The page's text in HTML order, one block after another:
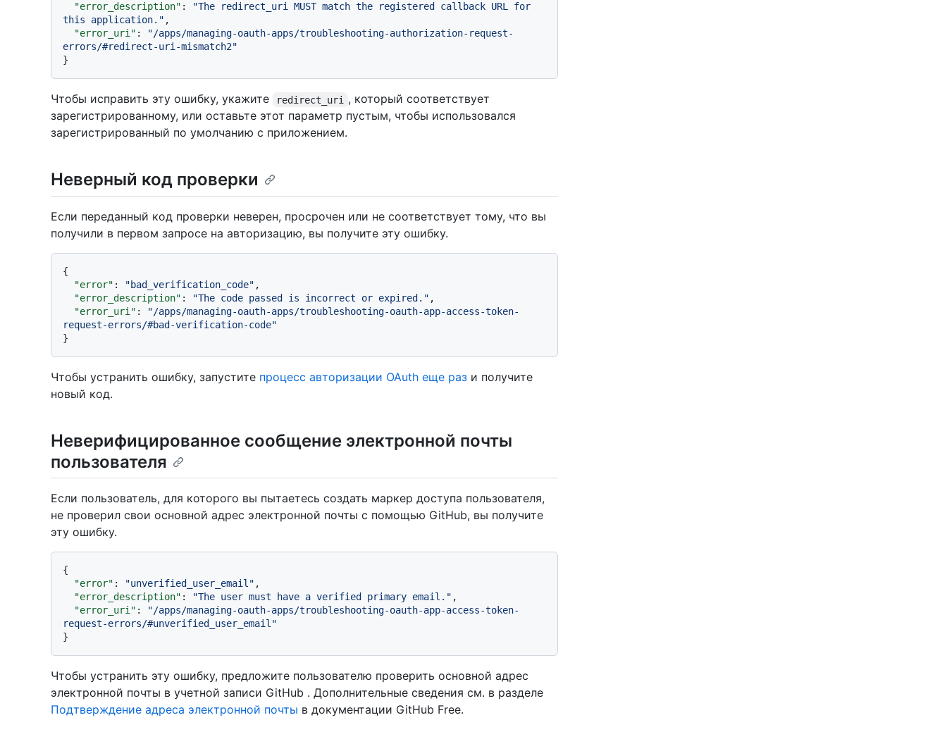
"error_description" :
"The redirect_uri MUST match the registered callback URL for
this application." ,
"error_uri" :
"/apps/managing-oauth-apps/troubleshooting-authorization-request-
errors/#redirect-uri-mismatch2"
}
Чтобы исправить эту ошибку, укажите redirect_uri
, который соответствует
зарегистрированному, или оставьте этот параметр пустым, чтобы использовался
зарегистрированный по умолчанию с приложением.
Неверный код проверки
Если переданный код проверки неверен, просрочен или не соответствует тому, что вы
получили в первом запросе на авторизацию, вы получите эту ошибку.
{
"error" : "bad_verification_code" ,
"error_description" : "The code passed is incorrect or expired." ,
"error_uri" :
"/apps/managing-oauth-apps/troubleshooting-oauth-app-access-token-
request-errors/#bad-verification-code"
}
Чтобы устранить ошибку, запустите процесс авторизации OAuth еще раз и получите
новый код.
Неверифицированное сообщение электронной почты
пользователя
Если пользователь, для которого вы пытаетесь создать маркер доступа пользователя,
не проверил свои основной адрес электронной почты с помощью GitHub, вы получите
эту ошибку.
{
"error" : "unverified_user_email" ,
"error_description" : "The user must have a verified primary email." ,
"error_uri" :
"/apps/managing-oauth-apps/troubleshooting-oauth-app-access-token-
request-errors/#unverified_user_email"
}
Чтобы устранить эту ошибку, предложите пользователю проверить основной адрес
электронной почты в учетной записи GitHub . Дополнительные сведения см. в разделе
Подтверждение адреса электронной почты в документации GitHub Free.